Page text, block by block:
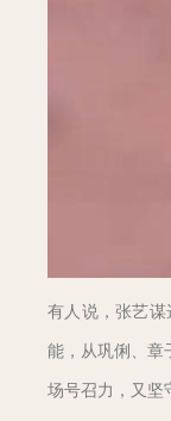
有人说，张艺
能，从巩俐、章
场号召力，又坚